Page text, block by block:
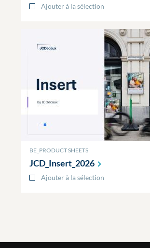
Ajouter à la sélection
BE_PRODUCT SHEETS
JCD_Insert_2026
Ajouter à la sélection